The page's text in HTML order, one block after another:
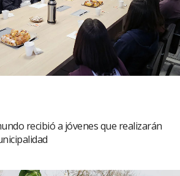
recibió a jóvenes que realizarán